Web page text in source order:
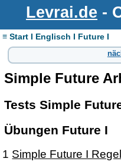
Levrai.de -
≡ Start I Englisch I Future I
Simple Future
Tests Simple
Übungen Future I
1 Simple Future I